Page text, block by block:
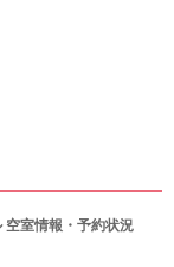
空室情報・予約状況